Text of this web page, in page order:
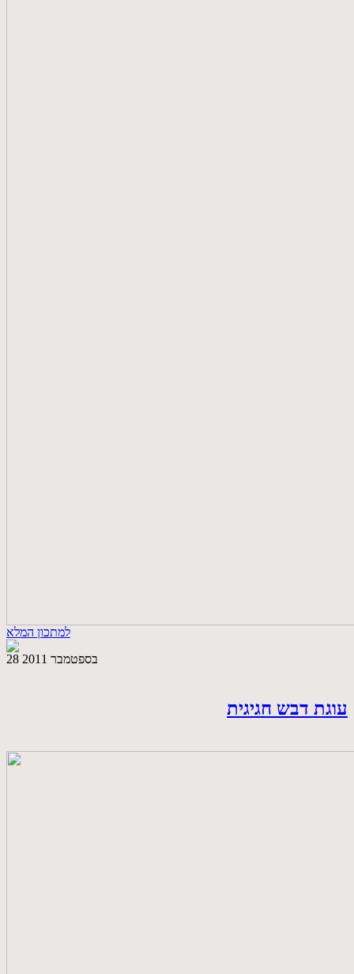
למתכון המלא
28 בספטמבר 2011
עוגת דבש חגיגית